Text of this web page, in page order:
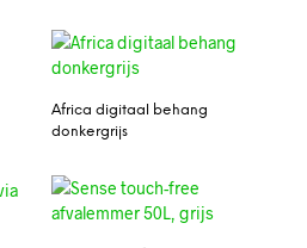
Africa digitaal behang
donkergrijs